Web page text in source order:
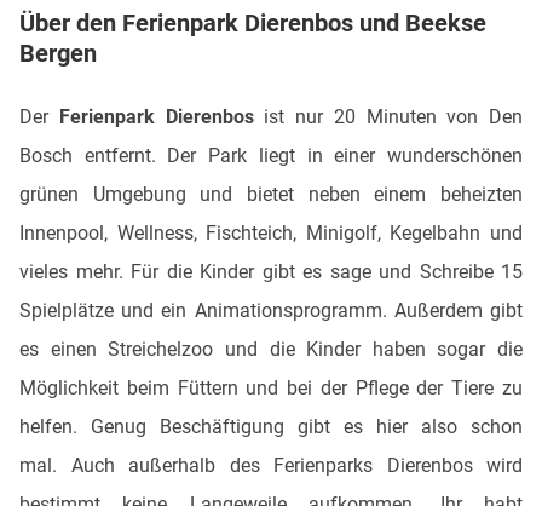
Über den Ferienpark Dierenbos und Beekse
Bergen
Der Ferienpark Dierenbosist nur 20 Minuten von Den
Bosch entfernt. Der Park liegt in einer wunderschönen
grünen Umgebung und bietet neben einem beheizten
Innenpool, Wellness, Fischteich, Minigolf, Kegelbahn und
vieles mehr. Für die Kinder gibt es sage und Schreibe 15
Spielplätze und ein Animationsprogramm. Außerdem gibt
es einen Streichelzoo und die Kinder haben sogar die
Möglichkeit beim Füttern und bei der Pflege der Tiere zu
helfen. Genug Beschäftigung gibt es hier also schon
mal. Auch außerhalb des Ferienparks Dierenbos wird